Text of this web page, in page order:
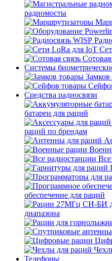
радиомосты
Сотовая
Системы
Средства радиосвязи
батареи для раций
раций по брендам
обеспечение для раций
диапазона
Телефоны